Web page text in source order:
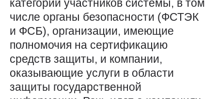
категорий участников системы, в том
числе органы безопасности (ФСТЭК
и ФСБ), организации, имеющие
полномочия на сертификацию
средств защиты, и компании,
оказывающие услуги в области
защиты государственной